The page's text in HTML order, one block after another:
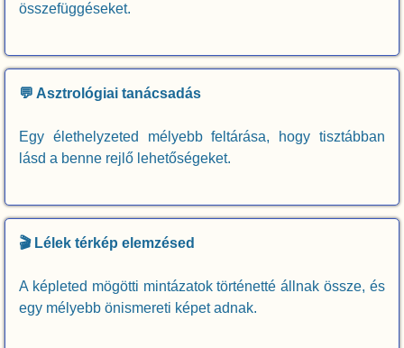
összefüggéseket.
💬 Asztrológiai tanácsadás
Egy élethelyzeted mélyebb feltárása, hogy tisztábban
lásd a benne rejlő lehetőségeket.
🎬 Lélek térkép elemzésed
A képleted mögötti mintázatok történetté állnak össze, és
egy mélyebb önismereti képet adnak.